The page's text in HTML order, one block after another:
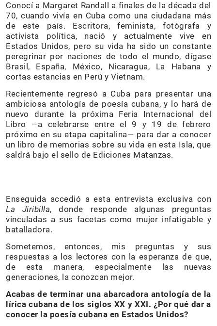
Conocí a Margaret Randall a finales de la década del
70, cuando vivía en Cuba como una ciudadana más
de este país. Escritora, feminista, fotógrafa y
activista política, nació y actualmente vive en
Estados Unidos, pero su vida ha sido un constante
peregrinar por naciones de todo el mundo, dígase
Brasil, España, México, Nicaragua, La Habana y
cortas estancias en Perú y Vietnam.
Recientemente regresó a Cuba para presentar una
ambiciosa antología de poesía cubana, y lo hará de
nuevo durante la próxima Feria Internacional del
Libro —a celebrarse entre el 9 y 19 de febrero
próximo en su etapa capitalina— para dar a conocer
un libro de memorias sobre su vida en esta Isla, que
saldrá bajo el sello de Ediciones Matanzas.
Enseguida accedió a esta entrevista exclusiva con
La Jiribilla, donde responde algunas preguntas
vinculadas a sus facetas como mujer infatigable y
batalladora.
Sometemos, entonces, mis preguntas y sus
respuestas a los lectores con la esperanza de que,
de esta manera, especialmente las nuevas
generaciones, la conozcan mejor.
Acabas de terminar una abarcadora antología de la
lírica cubana de los siglos XX y XXI. ¿Por qué dar a
conocer la poesía cubana en Estados Unidos?